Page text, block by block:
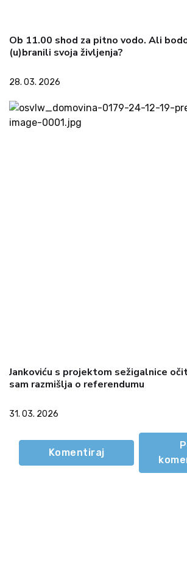
Ob 11.00 shod za pitno vodo. Ali
(u)branili svoja življenja?
28. 03. 2026
Jankoviću s projektom sežigalnice
sam razmišlja o referendumu
31. 03. 2026
Komentiraj